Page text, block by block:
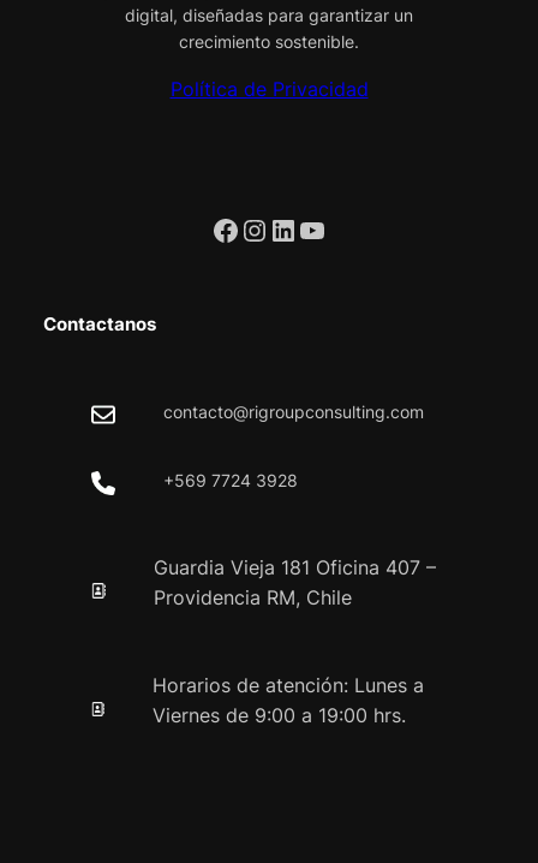
digital, diseñadas para garantizar un
crecimiento sostenible.
Política de Privacidad
Facebook Instagram LinkedIn YouTube
Contactanos
contacto@rigroupconsulting.com
+569 7724 3928
Guardia Vieja 181 Oficina 407 –
Providencia RM, Chile
Horarios de atención: Lunes a
Viernes de 9:00 a 19:00 hrs.